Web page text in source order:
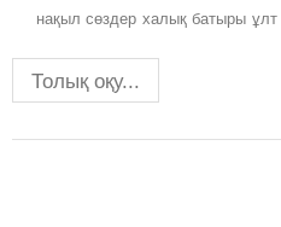
нақыл сөздер халық батыры ұлт
Толық оқу...